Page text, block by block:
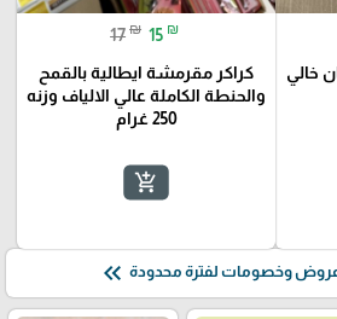
خالي
17 ₪ 15 ₪
كراكر مقرمشة ايطالية بالقمح
والحنطة الكاملة عالي الالياف وزنه
250 غرام
add_shopping_cart
وخصومات لفترة محدودة keyboard_double_arrow_left